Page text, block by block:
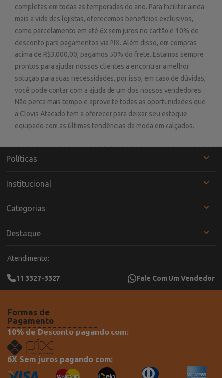
completas em todas as temporadas do ano. Para facilitar ainda
mais a vida dos lojistas, oferecemos benefícios exclusivos,
como parcelamento em até 6x sem juros no cartão e 10% de
desconto para pagamentos via PIX. Além disso, em compras
acima de R$3.000,00, pagamos 50% do frete. Estamos sempre
prontos para ajudar nossos clientes a encontrar a melhor
solução para suas necessidades, por isso, em caso de dúvidas,
você pode contar com a ajuda de um dos nossos vendedores.
Não perca mais tempo e aproveite todas as oportunidades que
a Clovis Atacado tem a oferecer para deixar seu estoque
equipado com as últimas tendências da moda em calçados.
Políticas
Institucional
Categorias
Destaque
Atendimento:
11 3327-3327 Fale Com Um Vendedor
Formas de
Pagamento
10% de Desconto pagando com:
6X Sem juros pagando com: